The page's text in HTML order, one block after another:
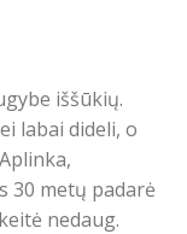
iššūkių.
labai dideli, o
30 metų padarė
nedaug.